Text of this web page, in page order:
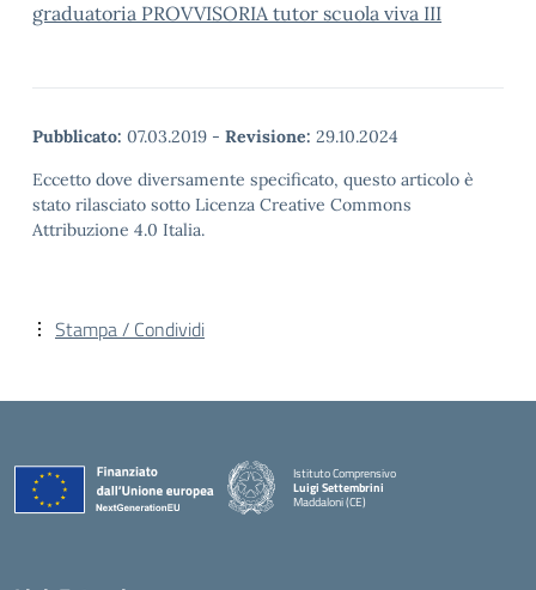
graduatoria PROVVISORIA tutor scuola viva III
Pubblicato: 07.03.2019 - Revisione: 29.10.2024
Eccetto dove diversamente specificato, questo articolo è
stato rilasciato sotto Licenza Creative Commons
Attribuzione 4.0 Italia.
Stampa / Condividi
Istituto Comprensivo
Luigi Settembrini
Maddaloni (CE)